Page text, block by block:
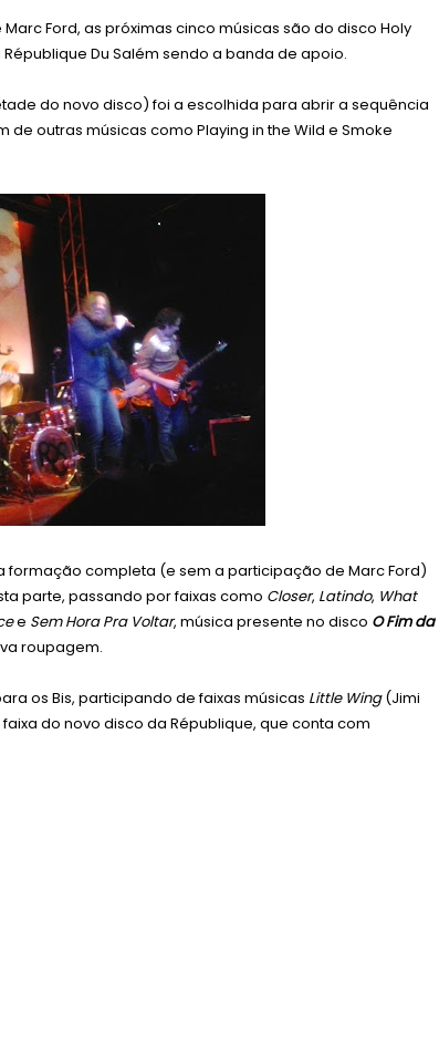
Ford, as próximas cinco músicas são do disco Holy
Du Salém sendo a banda de apoio.
do novo disco) foi a escolhida para abrir a sequência
outras músicas como Playing in the Wild e Smoke
formação completa (e sem a participação de Marc Ford)
parte, passando por faixas como Closer, Latindo, What
e Sem Hora Pra Voltar, música presente no disco O Fim da
roupagem.
os Bis, participando de faixas músicas Little Wing(Jimi
do novo disco da République, que conta com